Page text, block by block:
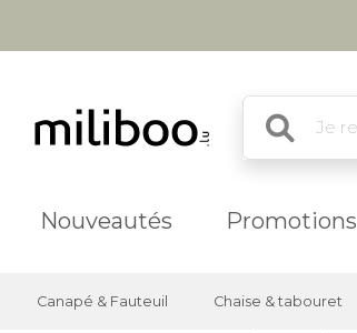
Nouveautés Promotions
Canapé & Fauteuil Chaise & tabouret